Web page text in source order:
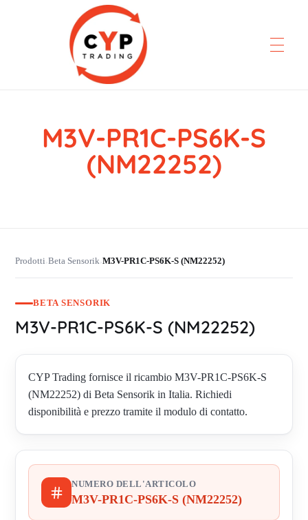
CYP Trading
Professionelle Ersatzteilbeschaffung
M3V-PR1C-PS6K-S
(NM22252)
Prodotti›Beta Sensorik›M3V-PR1C-PS6K-S (NM22252)
BETA SENSORIK
M3V-PR1C-PS6K-S (NM22252)
CYP Trading fornisce il ricambio M3V-PR1C-PS6K-S
(NM22252) di Beta Sensorik in Italia. Richiedi
disponibilità e prezzo tramite il modulo di contatto.
NUMERO DELL'ARTICOLO
M3V-PR1C-PS6K-S (NM22252)